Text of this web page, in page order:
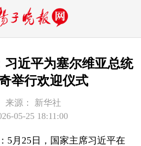
习近平为塞尔维亚总统
举行欢迎仪式
来源：
新华社
05-25 18:11:00
5月25日，国家主席习近平在